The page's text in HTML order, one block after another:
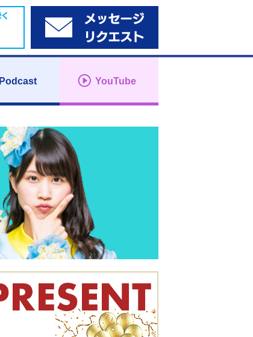
Podcast YouTube